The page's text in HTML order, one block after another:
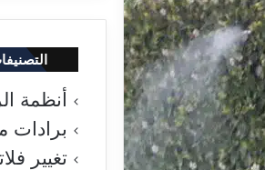
أنظمة
برادات
تغيير